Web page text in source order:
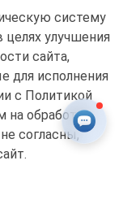
систему
целях улучшения
сайта,
для исполнения
с Политикой
на обработку
согласны,